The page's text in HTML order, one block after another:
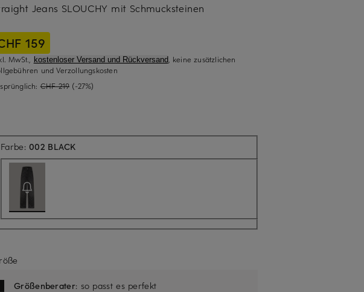
Jeans SLOUCHY mit Schmucksteinen
159
MwSt., kostenloser Versand und Rückversand, keine zusätzlichen
und Verzollungskosten
CHF 219 (-27%)
Farbe:002 BLACKAktuell nicht verfügbar
Größenberater: so passt es perfekt